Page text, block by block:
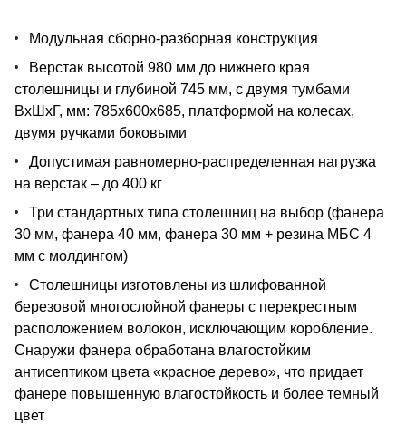
Модульная сборно-разборная конструкция
Верстак высотой 980 мм до нижнего края
столешницы и глубиной 745 мм, с двумя тумбами
ВхШхГ, мм: 785х600х685, платформой на колесах,
двумя ручками боковыми
Допустимая равномерно-распределенная нагрузка
на верстак – до 400 кг
Три стандартных типа столешниц на выбор (фанера
30 мм, фанера 40 мм, фанера 30 мм + резина МБС 4
мм с молдингом)
Столешницы изготовлены из шлифованной
березовой многослойной фанеры с перекрестным
расположением волокон, исключающим коробление.
Снаружи фанера обработана влагостойким
антисептиком цвета «красное дерево», что придает
фанере повышенную влагостойкость и более темный
цвет